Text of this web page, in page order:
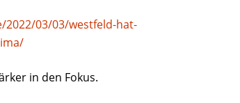
03/03/westfeld-hat-
in den Fokus.